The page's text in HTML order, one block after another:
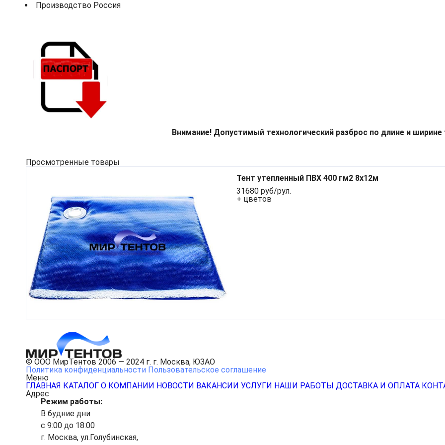
Производство Россия
Внимание! Допустимый технологический разброс по длине и ширине
Просмотренные товары
Тент утепленный ПВХ 400 гм2 8х12м
31680 руб/рул.
+ цветов
© ООО МирТентов 2006 — 2024 г. г. Москва, ЮЗАО
Политика конфиденциальности Пользовательское соглашение
Меню
ГЛАВНАЯ КАТАЛОГ О КОМПАНИИ НОВОСТИ ВАКАНСИИ УСЛУГИ НАШИ РАБОТЫ ДОСТАВКА И ОПЛАТА
Адрес
Режим работы:
В будние дни
с 9:00 до 18:00
г. Москва, ул.Голубинская,